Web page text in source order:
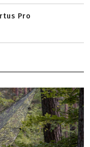
Pro